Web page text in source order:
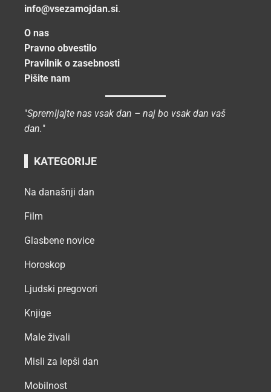
info@vsezamojdan.si.
O nas
Pravno obvestilo
Pravilnik o zasebnosti
Pišite nam
"Spremljajte nas vsak dan – naj bo vsak dan vaš
dan."
KATEGORIJE
Na današnji dan
Film
Glasbene novice
Horoskop
Ljudski pregovori
Knjige
Male živali
Misli za lepši dan
Mobilnost